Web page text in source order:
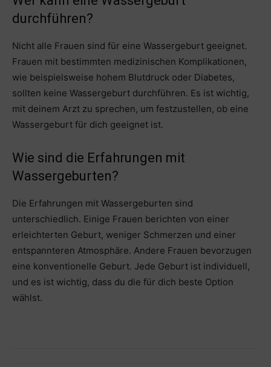
durchführen?
Nicht alle Frauen sind für eine Wassergeburt geeignet.
Frauen mit bestimmten medizinischen Komplikationen,
wie beispielsweise hohem Blutdruck oder Diabetes,
sollten keine Wassergeburt durchführen. Es ist wichtig,
mit deinem Arzt zu sprechen, um festzustellen, ob eine
Wassergeburt für dich geeignet ist.
Wie sind die Erfahrungen mit
Wassergeburten?
Die Erfahrungen mit Wassergeburten sind
unterschiedlich. Einige Frauen berichten von einer
erleichterten Geburt, weniger Schmerzen und einer
entspannteren Atmosphäre. Andere Frauen bevorzugen
eine konventionelle Geburt. Jede Geburt ist individuell,
und es ist wichtig, dass du die für dich beste Option
wählst.